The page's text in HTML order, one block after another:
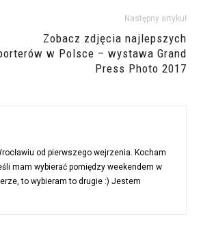
Następny artykuł
Zobacz zdjęcia najlepszych
w Polsce – wystawa Grand
Press Photo 2017
od pierwszego wejrzenia. Kocham
mam wybierać pomiędzy weekendem w
to wybieram to drugie :) Jestem